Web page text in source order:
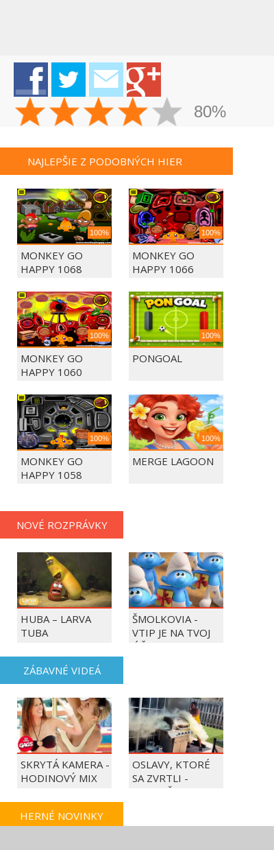
80%
NAJLEPŠIE Z PODOBNÝCH HIER
100%
MONKEY GO
HAPPY 1068
100%
MONKEY GO
HAPPY 1066
100%
MONKEY GO
HAPPY 1060
100%
PONGOAL
100%
MONKEY GO
HAPPY 1058
100%
MERGE LAGOON
NOVÉ ROZPRÁVKY
HUBA – LARVA
TUBA
ŠMOLKOVIA -
VTIP JE NA TVOJ
ÚČET
ZÁBAVNÉ VIDEÁ
SKRYTÁ KAMERA -
HODINOVÝ MIX
OSLAVY, KTORÉ
SA ZVRTLI -
NAJLEPŠIE
HERNÉ NOVINKY